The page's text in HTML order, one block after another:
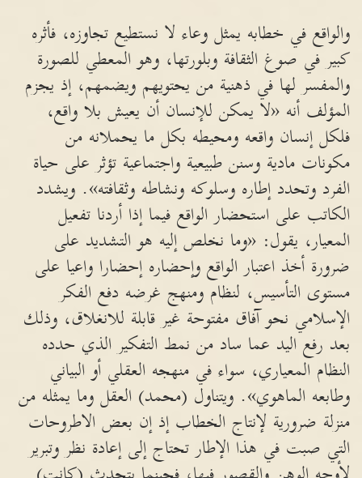
والواقع في خطابه يمثل وعاء لا نستطيع تجاوزه، فأثره
كبير في صوغ الثقافة وبلورتها، وهو المعطي للصورة
والمفسر لها في ذهنية من يحتويهم ويضمهم، إذ يجزم
المؤلف أنه «لا يمكن للإنسان أن يعيش بلا واقع،
فلكل إنسان واقعه ومحيطه بكل ما يحملانه من
مكونات مادية وسنن طبيعية واجتماعية تؤثر على حياة
الفرد وتحدد إطاره وسلوكه ونشاطه وثقافته». ويشدد
الكاتب على استحضار الواقع فيما إذا أردنا تفعيل
المعيار، يقول: «وما نخلص إليه هو التشديد على
ضرورة أخذ اعتبار الواقع وإحضاره إحضارا واعيا على
مستوى التأسيس، لنظام ومنهج غرضه دفع الفكر
الإسلامي نحو آفاق مفتوحة غير قابلة للانغلاق، وذلك
بعد رفع اليد عما ساد من نمط التفكير الذي حدده
النظام المعياري، سواء في منهجه العقلي أو البياني
وطابعه الماهوي». ويتناول (محمد) العقل وما يمثله من
منزلة ضرورية لإنتاج الخطاب إذ إن بعض الاطروحات
التي صبت في هذا الإطار تحتاج إلى إعادة نظر وتبرير